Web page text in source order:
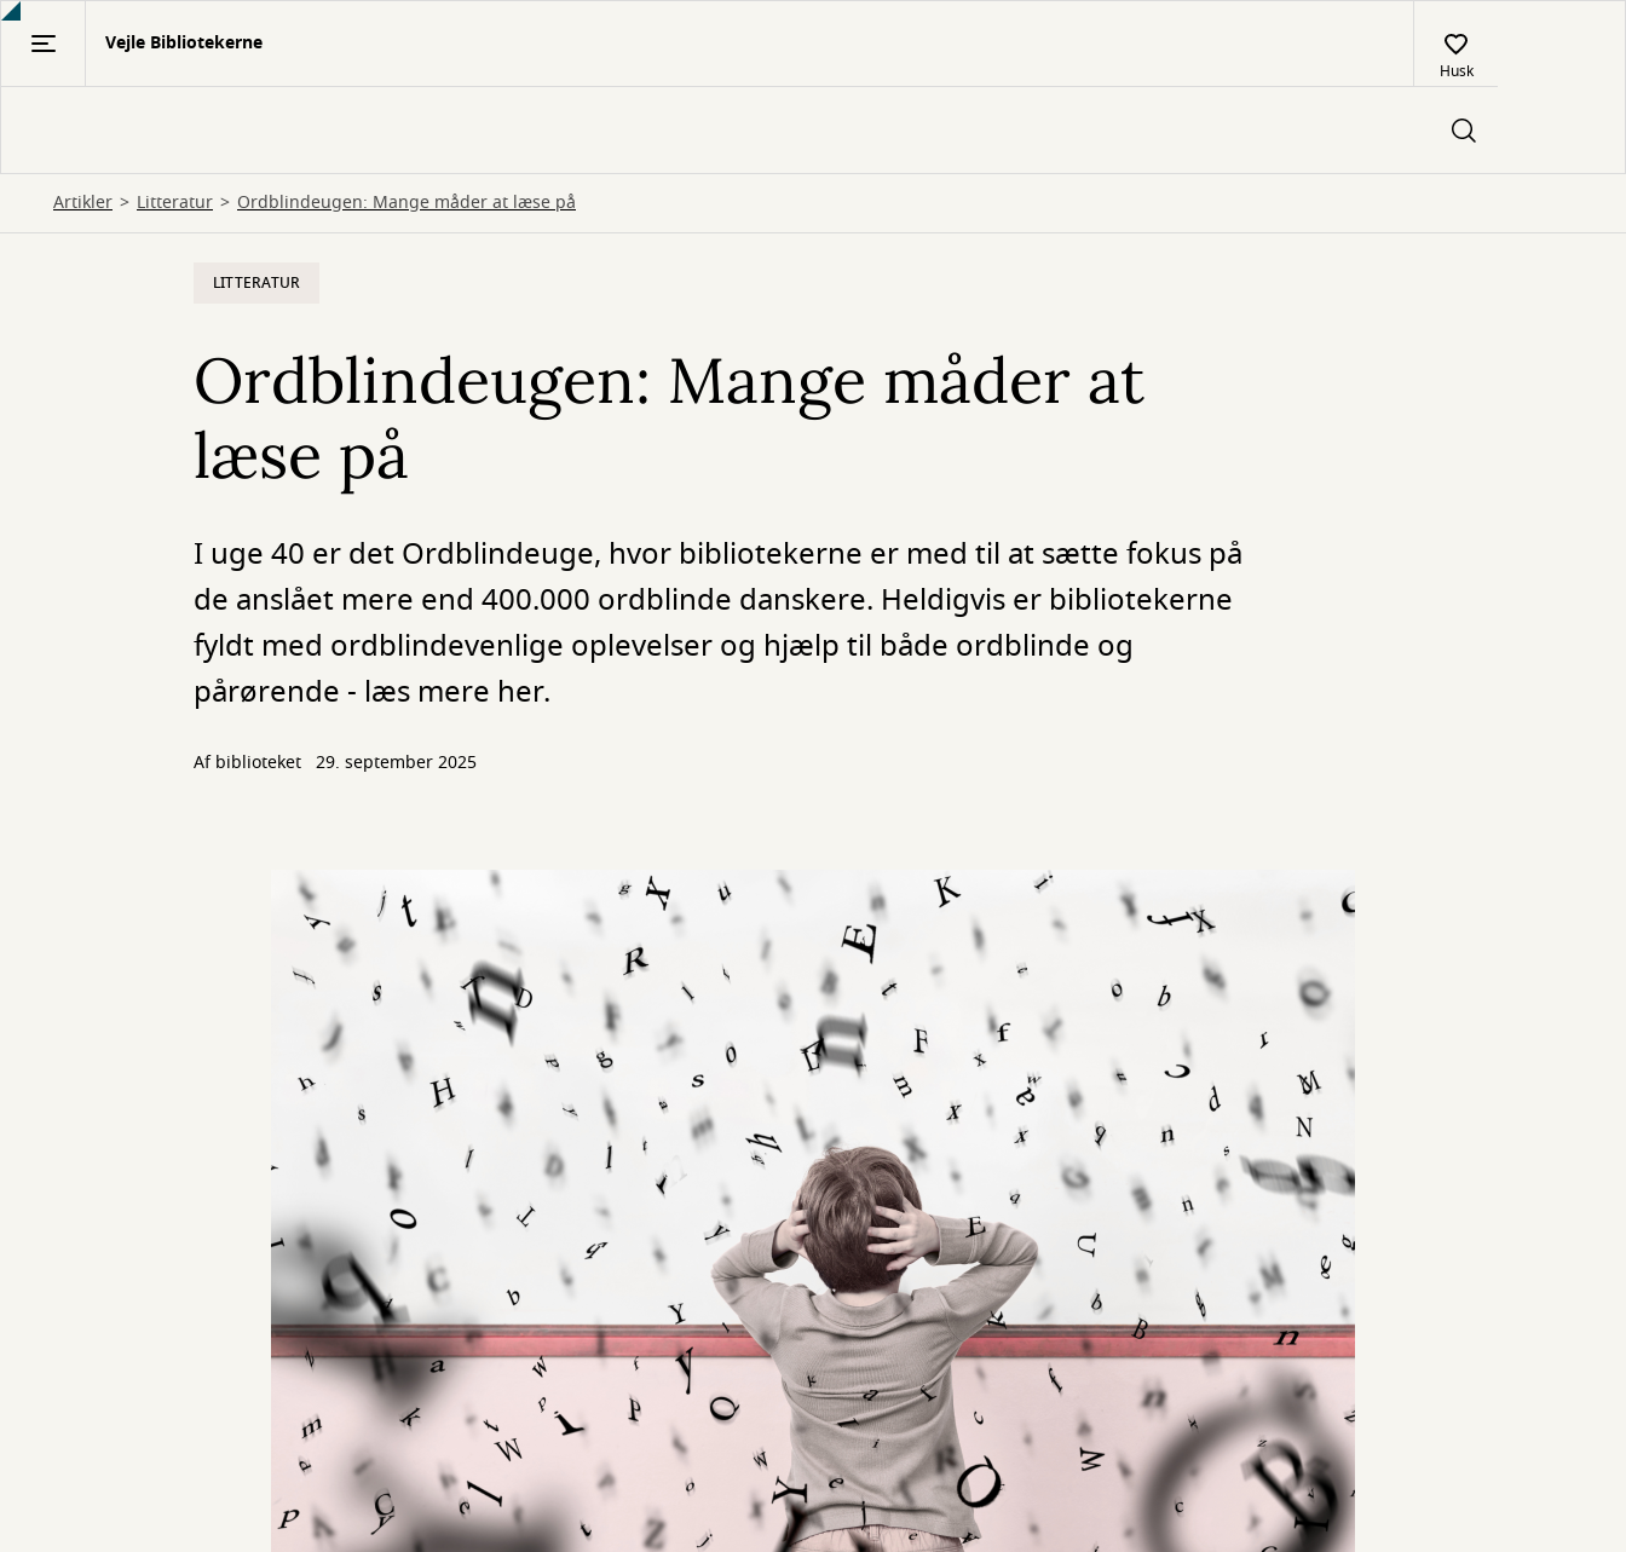
Gå
Vejle Bibliotekerne
Husk
Artikler Litteratur Ordblindeugen: Mange måder at læse på
LITTERATUR
Ordblindeugen: Mange måder at
læse på
I uge 40 er det Ordblindeuge, hvor bibliotekerne er med til at sætte fokus på
de anslået mere end 400.000 ordblinde danskere. Heldigvis er bibliotekerne
fyldt med ordblindevenlige oplevelser og hjælp til både ordblinde og
pårørende - læs mere her.
Af biblioteket 29. september 2025